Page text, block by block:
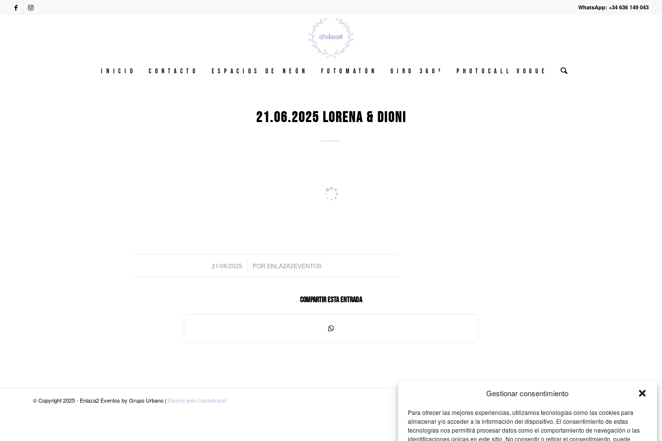
Gestionar consentimiento
Para ofrecer las mejores experiencias, utilizamos tecnologías como las cookies para
almacenar y/o acceder a la información del dispositivo. El consentimiento de estas
tecnologías nos permitirá procesar datos como el comportamiento de navegación o las
identificaciones únicas en este sitio. No consentir o retirar el consentimiento, puede
WhatsApp: +34 636 149 043
Inicio Contacto Espacios de neón Fotomatón GIRO 360º Photocall VOGUE
21.06.2025 LORENA & DIONI
21/06/2025
/ POR ENLAZA2EVENTOS
Compartir esta entrada
© Copyright 2025 - Enlaza2 Eventos by Grupo Urbano | Diseño web Cordobrand